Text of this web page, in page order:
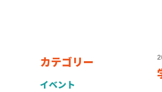
カテゴリー
イベント